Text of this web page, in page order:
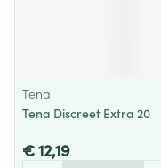
Tena
Tena Discreet Extra 20
€ 12,19